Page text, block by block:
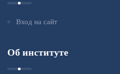
Вход на сайт
Об институте